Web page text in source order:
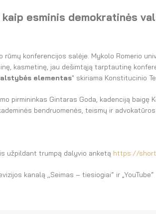
esminis demokratinės
rūmų konferencijos salėje. Mykolo Romerio
kasmetinę, jau dešimtąją tarptautinę
elementas" skiriama Konstitucinio
pirmininkas Gintaras Goda, kadenciją
bendruomenės, teismų ir
užpildant trumpą dalyvio anketą https://
kanalą ,,Seimas – tiesiogiai“ ir „YouTube“